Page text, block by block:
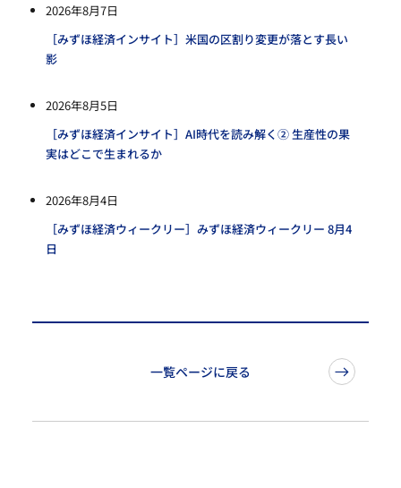
2026年8月7日
［みずほ経済インサイト］米国の区割り変更が落とす長い
影
2026年8月5日
［みずほ経済インサイト］AI時代を読み解く② 生産性の果
実はどこで生まれるか
2026年8月4日
［みずほ経済ウィークリー］みずほ経済ウィークリー 8月4
日
一覧ページに戻る